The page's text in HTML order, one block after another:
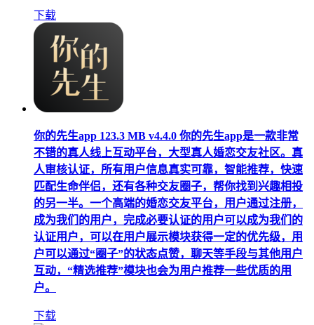
下载
你的先生app 123.3 MB v4.4.0 你的先生app是一款非常
不错的真人线上互动平台，大型真人婚恋交友社区。真
人审核认证，所有用户信息真实可靠，智能推荐，快速
匹配生命伴侣，还有各种交友圈子，帮你找到兴趣相投
的另一半。一个高端的婚恋交友平台，用户通过注册，
成为我们的用户，完成必要认证的用户可以成为我们的
认证用户，可以在用户展示模块获得一定的优先级，用
户可以通过“圈子”的状态点赞，聊天等手段与其他用户
互动，“精选推荐”模块也会为用户推荐一些优质的用
户。
下载